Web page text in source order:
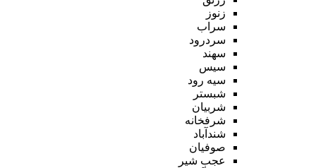
زنوز
سراب
سردرود
سهند
سیس
سیه رود
شبستر
شربیان
شرفخانه
شندآباد
صوفیان
عجب شیر